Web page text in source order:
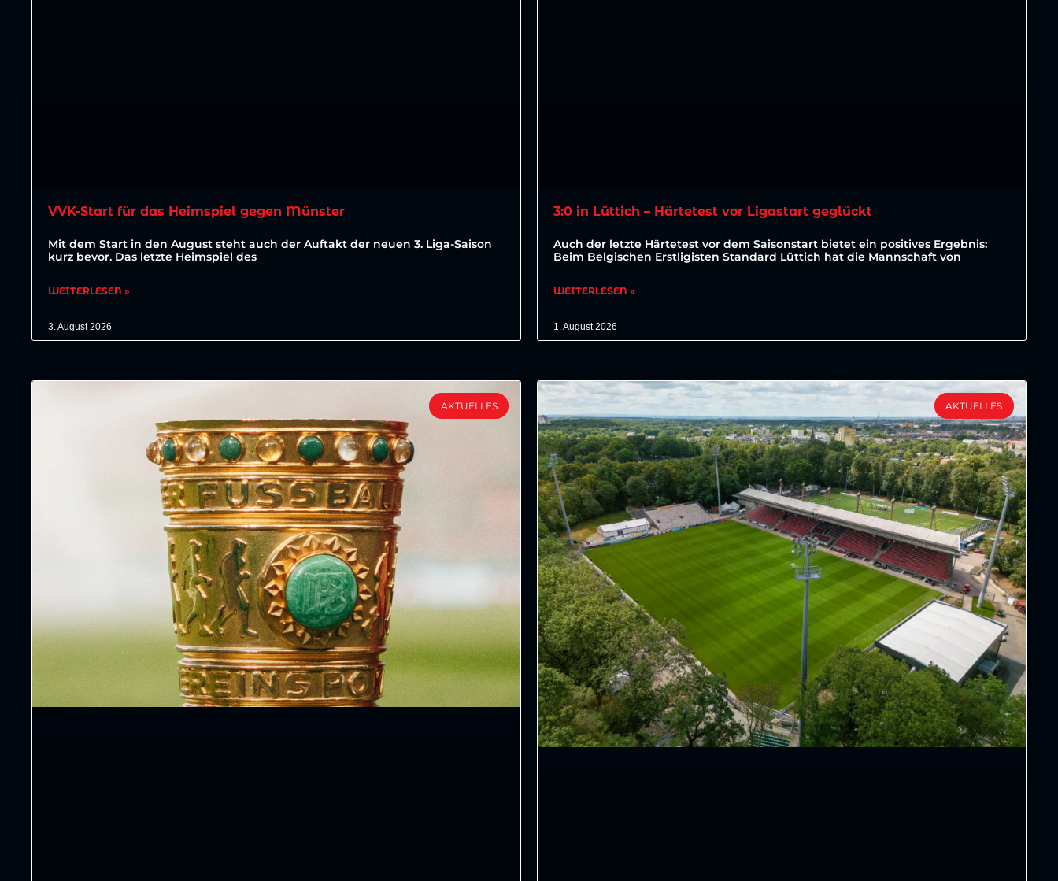
VVK-Start für das Heimspiel gegen Münster
Mit dem Start in den August steht auch der Auftakt der neuen 3. Liga-Saison
kurz bevor. Das letzte Heimspiel des
WEITERLESEN »
3. August 2026
3:0 in Lüttich – Härtetest vor Ligastart geglückt
Auch der letzte Härtetest vor dem Saisonstart bietet ein positives Ergebnis:
Beim Belgischen Erstligisten Standard Lüttich hat die Mannschaft von
WEITERLESEN »
1. August 2026
AKTUELLES AKTUELLES